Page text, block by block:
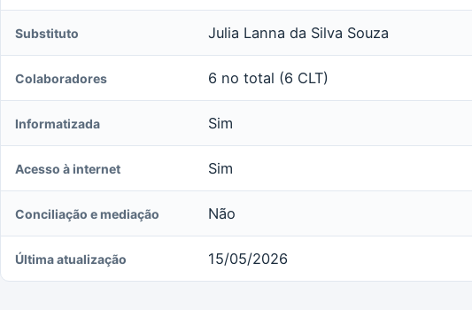
Substituto Julia Lanna da Silva Souza
Colaboradores 6 no total (6 CLT)
Informatizada Sim
Acesso à internet Sim
Conciliação e mediação Não
Última atualização 15/05/2026